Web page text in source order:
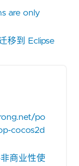
are only
移到 Eclipse
po
cocos2d
商业性使